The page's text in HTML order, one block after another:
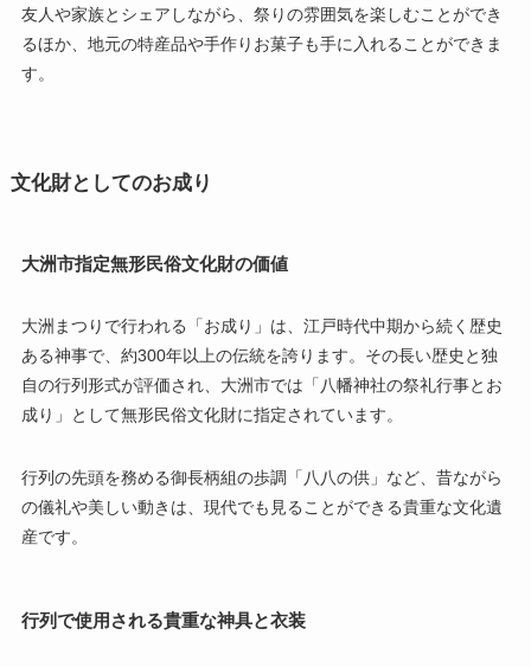
友人や家族とシェアしながら、祭りの雰囲気を楽しむことができ
るほか、地元の特産品や手作りお菓子も手に入れることができま
す。
文化財としてのお成り
大洲市指定無形民俗文化財の価値
大洲まつりで行われる「お成り」は、江戸時代中期から続く歴史
ある神事で、約300年以上の伝統を誇ります。その長い歴史と独
自の行列形式が評価され、大洲市では「八幡神社の祭礼行事とお
成り」として無形民俗文化財に指定されています。
行列の先頭を務める御長柄組の歩調「八八の供」など、昔ながら
の儀礼や美しい動きは、現代でも見ることができる貴重な文化遺
産です。
行列で使用される貴重な神具と衣装